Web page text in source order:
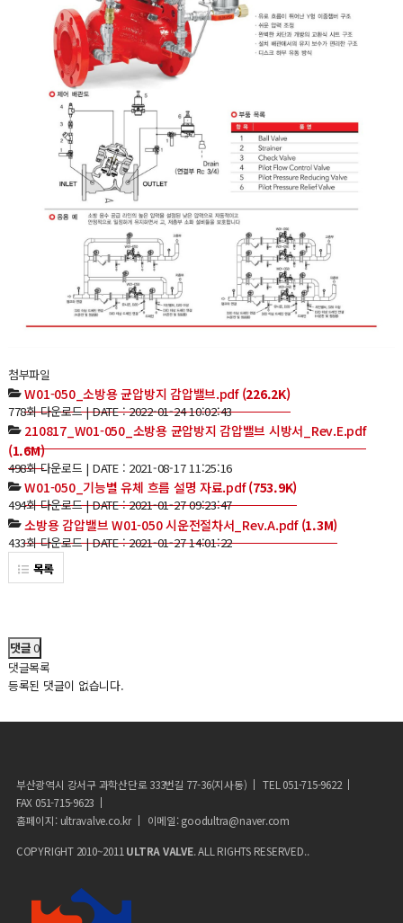
첨부파일
W01-050_소방용 균압방지 감압밸브.pdf(226.2K)
778회 다운로드 | DATE : 2022-01-24 10:02:43
210817_W01-050_소방용 균압방지 감압밸브 시방서_Rev.E.pdf
(1.6M)
498회 다운로드 | DATE : 2021-08-17 11:25:16
W01-050_기능별 유체 흐름 설명 자료.pdf(753.9K)
494회 다운로드 | DATE : 2021-01-27 09:23:47
소방용 감압밸브 W01-050 시운전절차서_Rev.A.pdf(1.3M)
433회 다운로드 | DATE : 2021-01-27 14:01:22
목록
댓글0
댓글목록
등록된 댓글이 없습니다.
부산광역시 강서구 과학산단로 333번길 77-36(지사동)
TEL 051-715-9622
FAX 051-715-9623
홈페이지: ultravalve.co.kr
이메일: goodultra@naver.com
COPYRIGHT 2010~2011 ULTRA VALVE. ALL RIGHTS RESERVED..